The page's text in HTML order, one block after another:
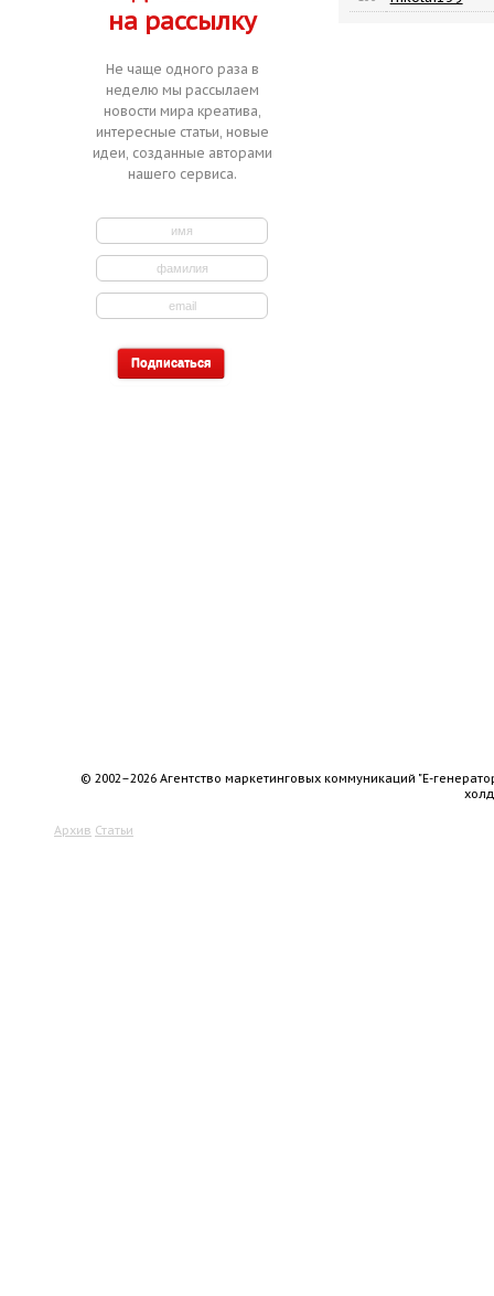
на рассылку
Не чаще одного раза в
неделю мы рассылаем
новости мира креатива,
интересные статьи, новые
идеи, созданные авторами
нашего сервиса.
© 2002–2026 Агентство маркетинговых коммуникаций "Е-
Архив Статьи